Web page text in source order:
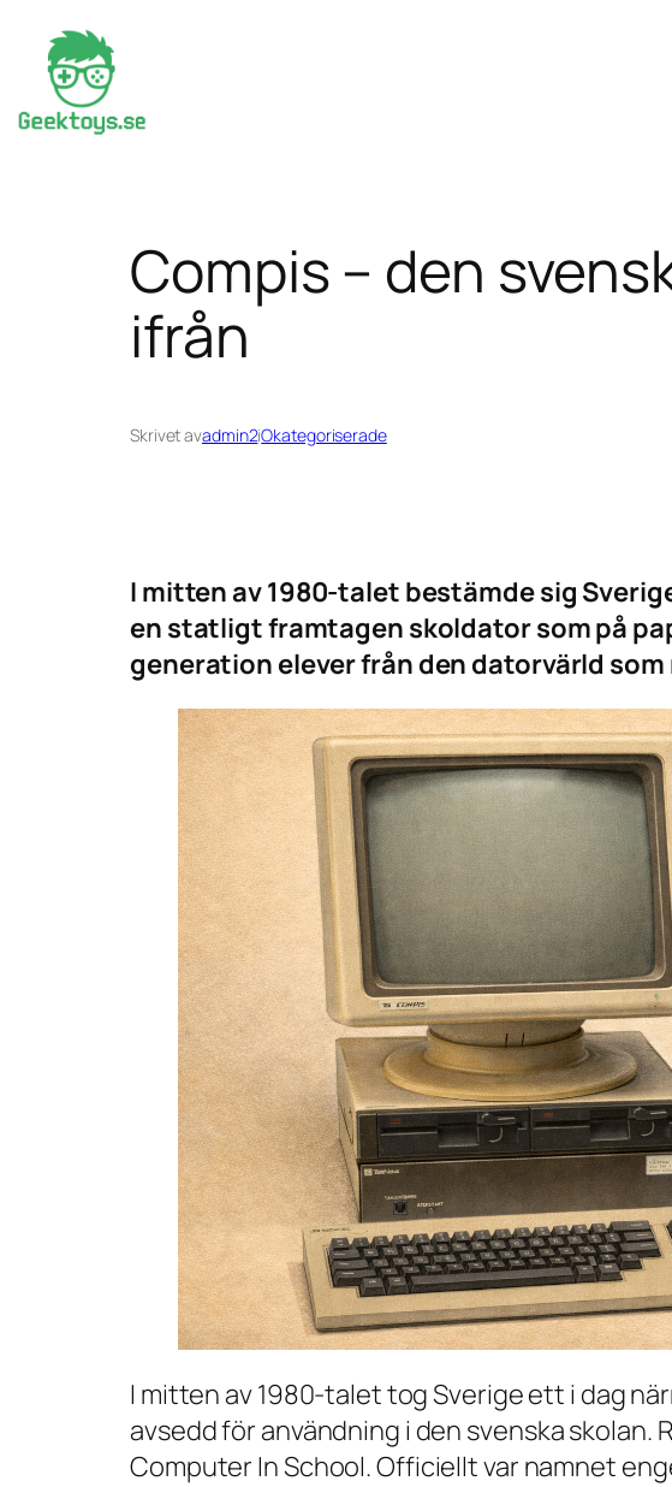
Hoppa
innehåll
Compis – den
ifrån
Skrivet avadmin2iOkategoriserade
I mitten av 1980-talet bestämde sig
en statligt framtagen skoldator som på
generation elever från den datorvärld
I mitten av 1980-talet tog Sverige ett i dag
avsedd för användning i den svenska
Computer In School. Officiellt var namnet